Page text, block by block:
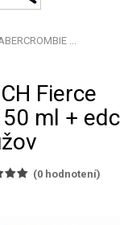
...
Fierce
ml + edc
(0 hodnotení)